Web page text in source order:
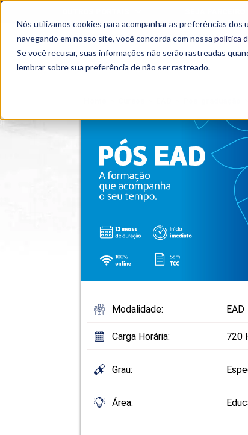
Nós utilizamos cookies para acompanhar as preferências
navegando em nosso site, você concorda com nossa política
Se você recusar, suas informações não serão rastreadas
lembrar sobre sua preferência de não ser rastreado.
SEMIPRESENCIAL PRESENCIAL
Modalidade: EAD
Carga Horária: 720
Grau:
Área: